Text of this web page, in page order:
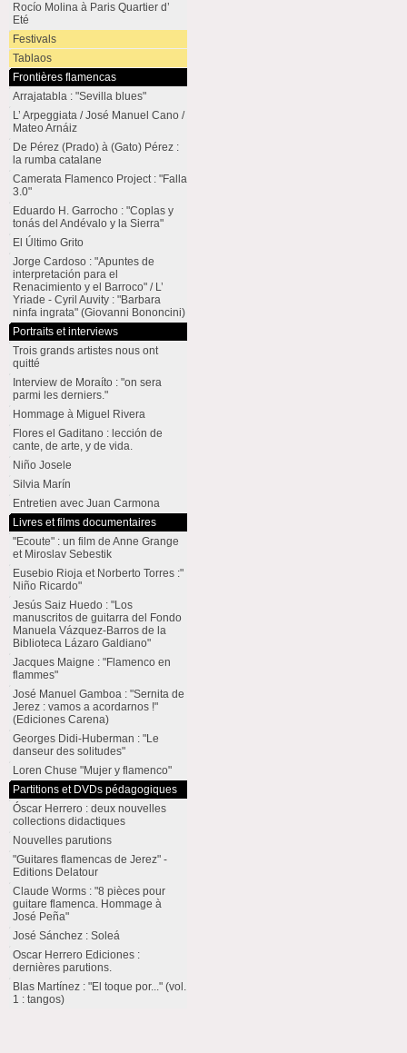
Rocío Molina à Paris Quartier d’
Eté
Festivals
Tablaos
Frontières flamencas
Arrajatabla : "Sevilla blues"
L’ Arpeggiata / José Manuel Cano /
Mateo Arnáiz
De Pérez (Prado) à (Gato) Pérez :
la rumba catalane
Camerata Flamenco Project : "Falla
3.0"
Eduardo H. Garrocho : "Coplas y
tonás del Andévalo y la Sierra"
El Último Grito
Jorge Cardoso : "Apuntes de
interpretación para el
Renacimiento y el Barroco" / L’
Yriade - Cyril Auvity : "Barbara
ninfa ingrata" (Giovanni Bononcini)
Portraits et interviews
Trois grands artistes nous ont
quitté
Interview de Moraíto : "on sera
parmi les derniers."
Hommage à Miguel Rivera
Flores el Gaditano : lección de
cante, de arte, y de vida.
Niño Josele
Silvia Marín
Entretien avec Juan Carmona
Livres et films documentaires
"Ecoute" : un film de Anne Grange
et Miroslav Sebestik
Eusebio Rioja et Norberto Torres :"
Niño Ricardo"
Jesús Saiz Huedo : "Los
manuscritos de guitarra del Fondo
Manuela Vázquez-Barros de la
Biblioteca Lázaro Galdiano"
Jacques Maigne : "Flamenco en
flammes"
José Manuel Gamboa : "Sernita de
Jerez : vamos a acordarnos !"
(Ediciones Carena)
Georges Didi-Huberman : "Le
danseur des solitudes"
Loren Chuse "Mujer y flamenco"
Partitions et DVDs pédagogiques
Óscar Herrero : deux nouvelles
collections didactiques
Nouvelles parutions
"Guitares flamencas de Jerez" -
Editions Delatour
Claude Worms : "8 pièces pour
guitare flamenca. Hommage à
José Peña"
José Sánchez : Soleá
Oscar Herrero Ediciones :
dernières parutions.
Blas Martínez : "El toque por..." (vol.
1 : tangos)